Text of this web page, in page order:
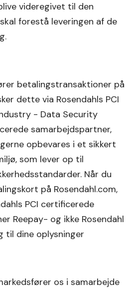
videregivet til den
forestå leveringen af de
betalingstransaktioner på
dette via Rosendahls PCI
- Data Security
samarbejdspartner,
opbevares i et sikkert
som lever op til
Når du
på Rosendahl.com,
PCI certificerede
Reepay- og ikke Rosendahl
til dine oplysninger
os i samarbejde